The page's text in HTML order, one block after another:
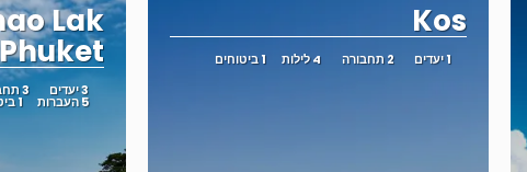
Kos
1 יעדים 2 תחבורה 4 לילות 1 ביטוחים
Lak
3 יעדים 3 תחבורה
5 העברות 1 ביטוחים